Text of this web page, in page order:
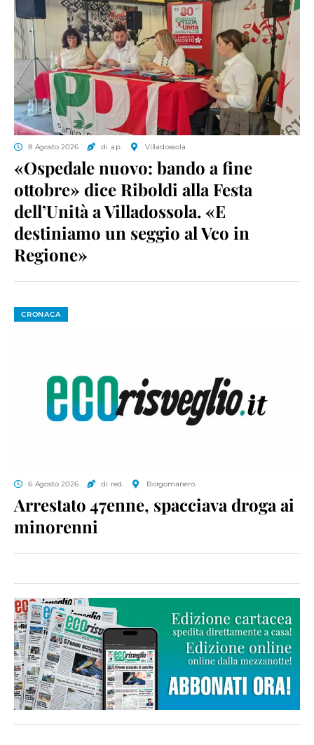
8 Agosto 2026 di a.p. Villadossola
«Ospedale nuovo: bando a fine
ottobre» dice Riboldi alla Festa
dell’Unità a Villadossola. «E
destiniamo un seggio al Vco in
Regione»
CRONACA
6 Agosto 2026 di red. Borgomanero
Arrestato 47enne, spacciava droga ai
minorenni